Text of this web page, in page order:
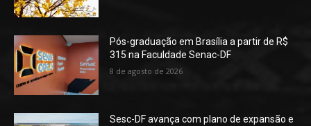
Pós-graduação em Brasília a partir de R$
315 na Faculdade Senac-DF
8 de agosto de 2026
Sesc-DF avança com plano de expansão e